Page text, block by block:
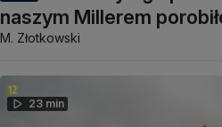
naszym Millerem
M. Złotkowski
23 min